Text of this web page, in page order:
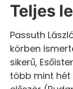
Teljes
Passuth
körben
sikerű,
több mint